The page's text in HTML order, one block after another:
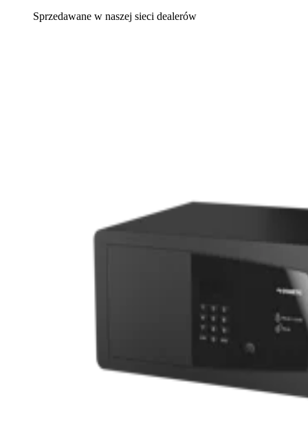
Sprzedawane w naszej sieci dealerów